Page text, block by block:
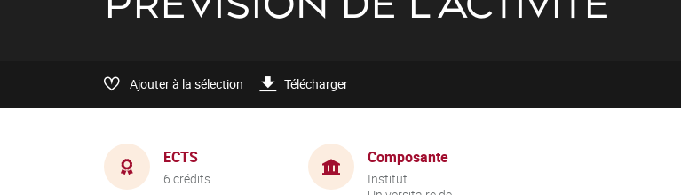
Ajouter à la sélection Télécharger
ECTS
6 crédits
Composante
Institut